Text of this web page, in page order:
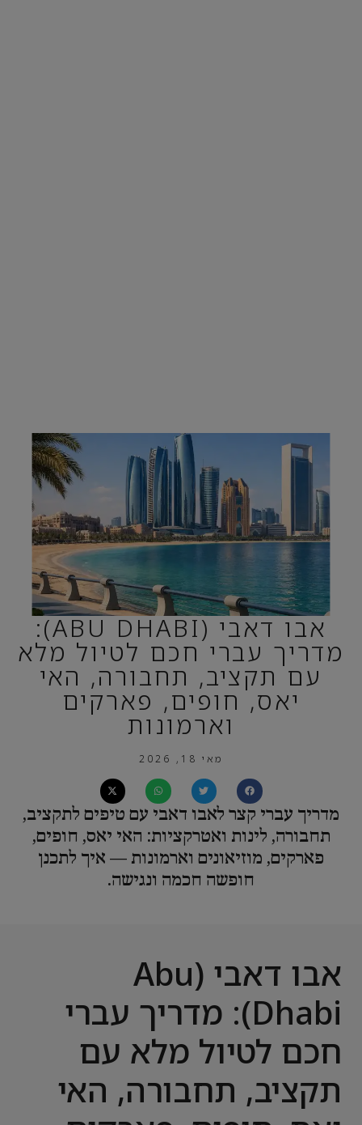
אבו דאבי (ABU DHABI):
מדריך עברי חכם לטיול מלא
עם תקציב, תחבורה, האי
יאס, חופים, פארקים
וארמונות
מאי 18, 2026
מדריך עברי קצר לאבו דאבי עם טיפים לתקציב,
תחבורה, לינות ואטרקציות: האי יאס, חופים,
פארקים, מוזיאונים וארמונות — איך לתכנן
חופשה חכמה ונגישה.
אבו דאבי (Abu
Dhabi): מדריך עברי
חכם לטיול מלא עם
תקציב, תחבורה, האי